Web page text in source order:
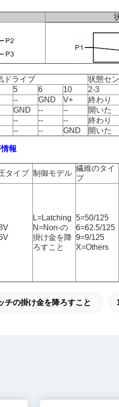
ドライブ
状態セ
5 6 10 2-3
-- GND V+ 終わり
GND -- -- 開いた
-- -- -- 終わり
-- -- GND 開いた
報
タイプ 制御モデル
繊維のタイ
プ
L=Latching
N=Non-の
掛け金を降
ろすこと
5=50/125
6=62.5/125
9=9/125
X=Others
チの掛け金を降ろすこと